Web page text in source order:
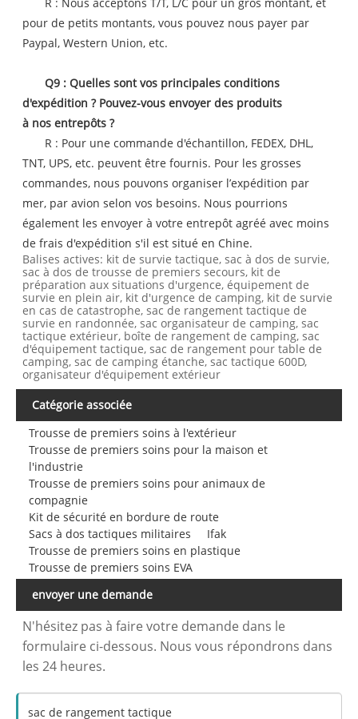
pour de petits montants, vous pouvez nous payer par
Paypal, Western Union, etc.
Q9 : Quelles sont vos principales conditions
d'expédition ? Pouvez-vous envoyer des produits
à nos entrepôts ?
R : Pour une commande d'échantillon, FEDEX, DHL,
TNT, UPS, etc. peuvent être fournis. Pour les grosses
commandes, nous pouvons organiser l’expédition par
mer, par avion selon vos besoins. Nous pourrions
également les envoyer à votre entrepôt agréé avec moins
de frais d'expédition s'il est situé en Chine.
Balises actives: kit de survie tactique, sac à dos de survie,
sac à dos de trousse de premiers secours, kit de
préparation aux situations d'urgence, équipement de
survie en plein air, kit d'urgence de camping, kit de survie
en cas de catastrophe, sac de rangement tactique de
survie en randonnée, sac organisateur de camping, sac
tactique extérieur, boîte de rangement de camping, sac
d'équipement tactique, sac de rangement pour table de
camping, sac de camping étanche, sac tactique 600D,
organisateur d'équipement extérieur
Catégorie associée
Trousse de premiers soins à l'extérieur
Trousse de premiers soins pour la maison et
l'industrie
Trousse de premiers soins pour animaux de
compagnie
Kit de sécurité en bordure de route
Sacs à dos tactiques militaires
Ifak
Trousse de premiers soins en plastique
Trousse de premiers soins EVA
envoyer une demande
N'hésitez pas à faire votre demande dans le
formulaire ci-dessous. Nous vous répondrons dans
les 24 heures.